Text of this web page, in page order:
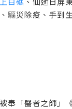
驅災除疫、手到
奉「醫者之師」